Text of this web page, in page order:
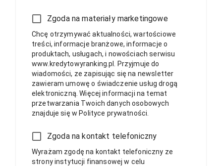
Zgoda na materiały marketingowe
Chcę otrzymywać aktualności, wartościowe
treści, informacje branżowe, informacje o
produktach, usługach, i nowościach serwisu
www.kredytowyranking.pl. Przyjmuje do
wiadomości, ze zapisując się na newsletter
zawieram umowę o świadczenie usług drogą
elektroniczną. Więcej informacji na temat
przetwarzania Twoich danych osobowych
znajduje się w Polityce prywatności.
Zgoda na kontakt telefoniczny
Wyrażam zgodę na kontakt telefoniczny ze
strony instytucji finansowej w celu